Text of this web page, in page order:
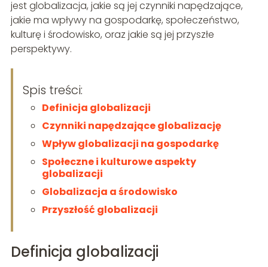
jest globalizacja, jakie są jej czynniki napędzające,
jakie ma wpływy na gospodarkę, społeczeństwo,
kulturę i środowisko, oraz jakie są jej przyszłe
perspektywy.
Spis treści:
Definicja globalizacji
Czynniki napędzające globalizację
Wpływ globalizacji na gospodarkę
Społeczne i kulturowe aspekty
globalizacji
Globalizacja a środowisko
Przyszłość globalizacji
Definicja globalizacji